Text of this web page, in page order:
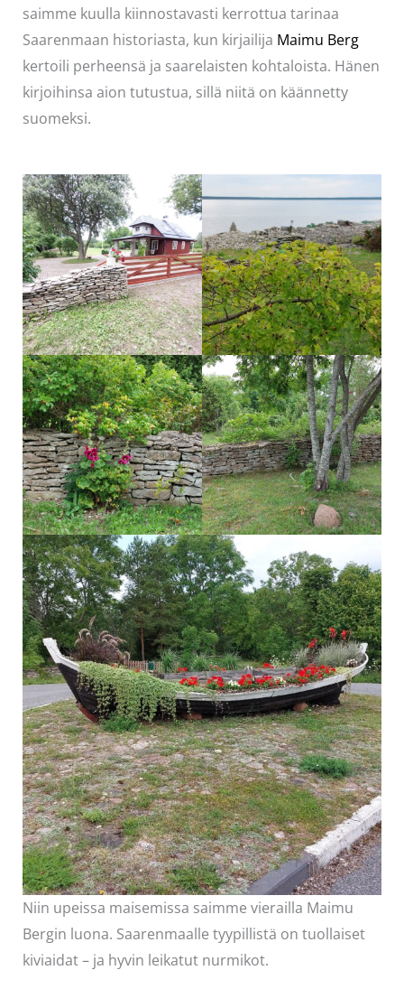
saimme kuulla kiinnostavasti kerrottua tarinaa
Saarenmaan historiasta, kun kirjailija Maimu Berg
kertoili perheensä ja saarelaisten kohtaloista. Hänen
kirjoihinsa aion tutustua, sillä niitä on käännetty
suomeksi.
Niin upeissa maisemissa saimme vierailla Maimu
Bergin luona. Saarenmaalle tyypillistä on tuollaiset
kiviaidat – ja hyvin leikatut nurmikot.